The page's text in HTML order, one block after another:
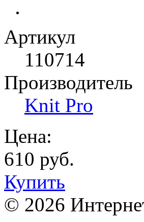
Артикул
110714
Производитель
Knit Pro
Цена:
610 руб.
Купить
© 2026